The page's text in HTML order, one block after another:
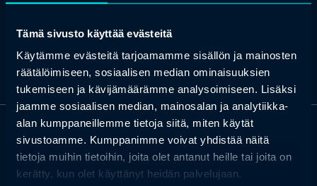
Tämä sivusto käyttää evästeitä
Käytämme evästeitä tarjoamamme sisällön ja mainosten
räätälöimiseen, sosiaalisen median ominaisuuksien
tukemiseen ja kävijämäärämme analysoimiseen. Lisäksi
jaamme sosiaalisen median, mainosalan ja analytiikka-
alan kumppaneillemme tietoja siitä, miten käytät
sivustoamme. Kumppanimme voivat yhdistää näitä
tietoja muihin tietoihin, joita olet antanut heille tai joita on
kerätty, kun olet käyttänyt heidän palvelujaan.
ammattikorkeakoulussa.
OTA YHTEYTTÄ
Keilaranta 1 A, 02150 Espoo
+358 (0)20 780 6220